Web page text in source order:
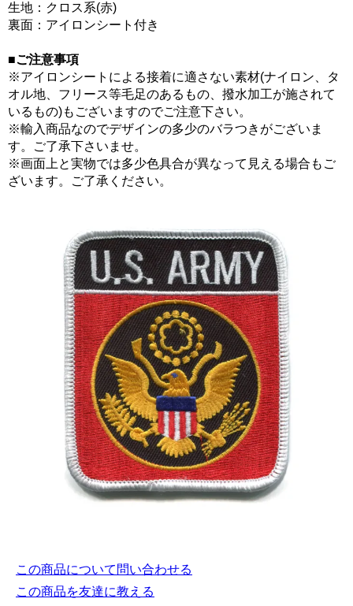
生地：クロス系(赤)
裏面：アイロンシート付き
■ご注意事項
※アイロンシートによる接着に適さない素材(ナイロン、タ
オル地、フリース等毛足のあるもの、撥水加工が施されて
いるもの)もございますのでご注意下さい。
※輸入商品なのでデザインの多少のバラつきがございま
す。ご了承下さいませ。
※画面上と実物では多少色具合が異なって見える場合もご
ざいます。ご了承ください。
この商品について問い合わせる
この商品を友達に教える